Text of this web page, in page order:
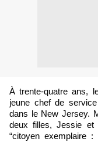
À trente-quatre ans,
jeune chef de service
dans le New Jersey.
deux filles, Jessie et
“citoyen exemplaire :